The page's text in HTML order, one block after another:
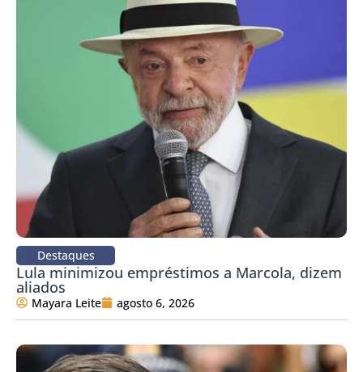
Destaques
Lula minimizou empréstimos a Marcola, dizem
aliados
Mayara Leite agosto 6, 2026